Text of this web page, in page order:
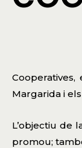
Margarida i
L’objectiu de
promou;